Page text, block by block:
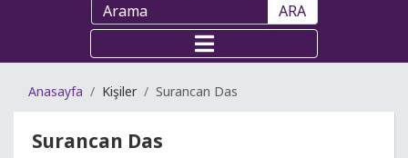
ARA
Anasayfa Kişiler Surancan Das
Surancan Das